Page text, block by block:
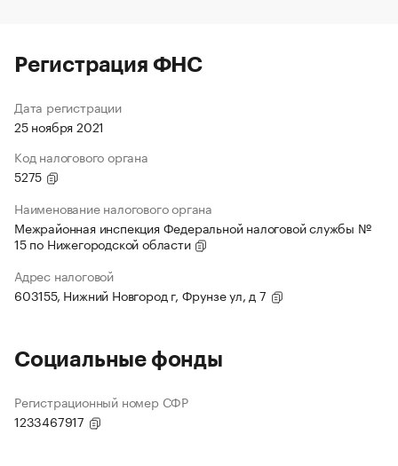
Регистрация ФНС
Дата регистрации
25 ноября 2021
Код налогового органа
5275
Наименование налогового органа
Межрайонная инспекция Федеральной налоговой службы №
15 по Нижегородской области
Адрес налоговой
603155, Нижний Новгород г, Фрунзе ул, д 7
Социальные фонды
Регистрационный номер СФР
1233467917